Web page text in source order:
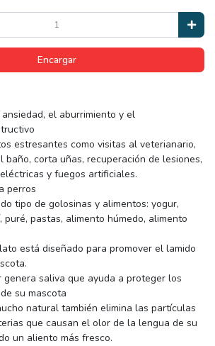
Encargar
el aburrimiento y el
estresantes como visitas al veterianario,
baño, corta uñas, recuperación de lesiones,
y fuegos artificiales.
perros
tipo de golosinas y alimentos: yogur,
puré, pastas, alimento húmedo, alimento
está diseñado para promover el lamido
genera saliva que ayuda a proteger los
su mascota
natural también elimina las partículas
que causan el olor de la lengua de su
un aliento más fresco.